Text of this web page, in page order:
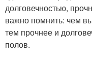
долговечностью,
важно помнить: чем
тем прочнее и
полов.